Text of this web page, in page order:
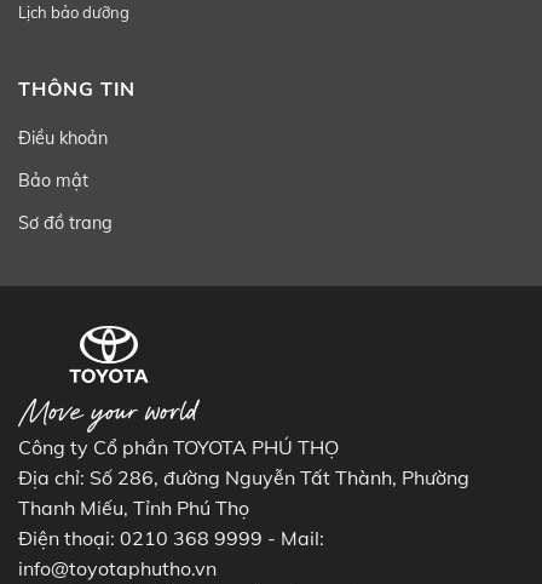
Lịch bảo dưỡng
THÔNG TIN
Điều khoản
Bảo mật
Sơ đồ trang
Công ty Cổ phần TOYOTA PHÚ THỌ
Địa chỉ: Số 286, đường Nguyễn Tất Thành, Phường
Thanh Miếu, Tỉnh Phú Thọ
Điện thoại: 0210 368 9999 - Mail:
info@toyotaphutho.vn